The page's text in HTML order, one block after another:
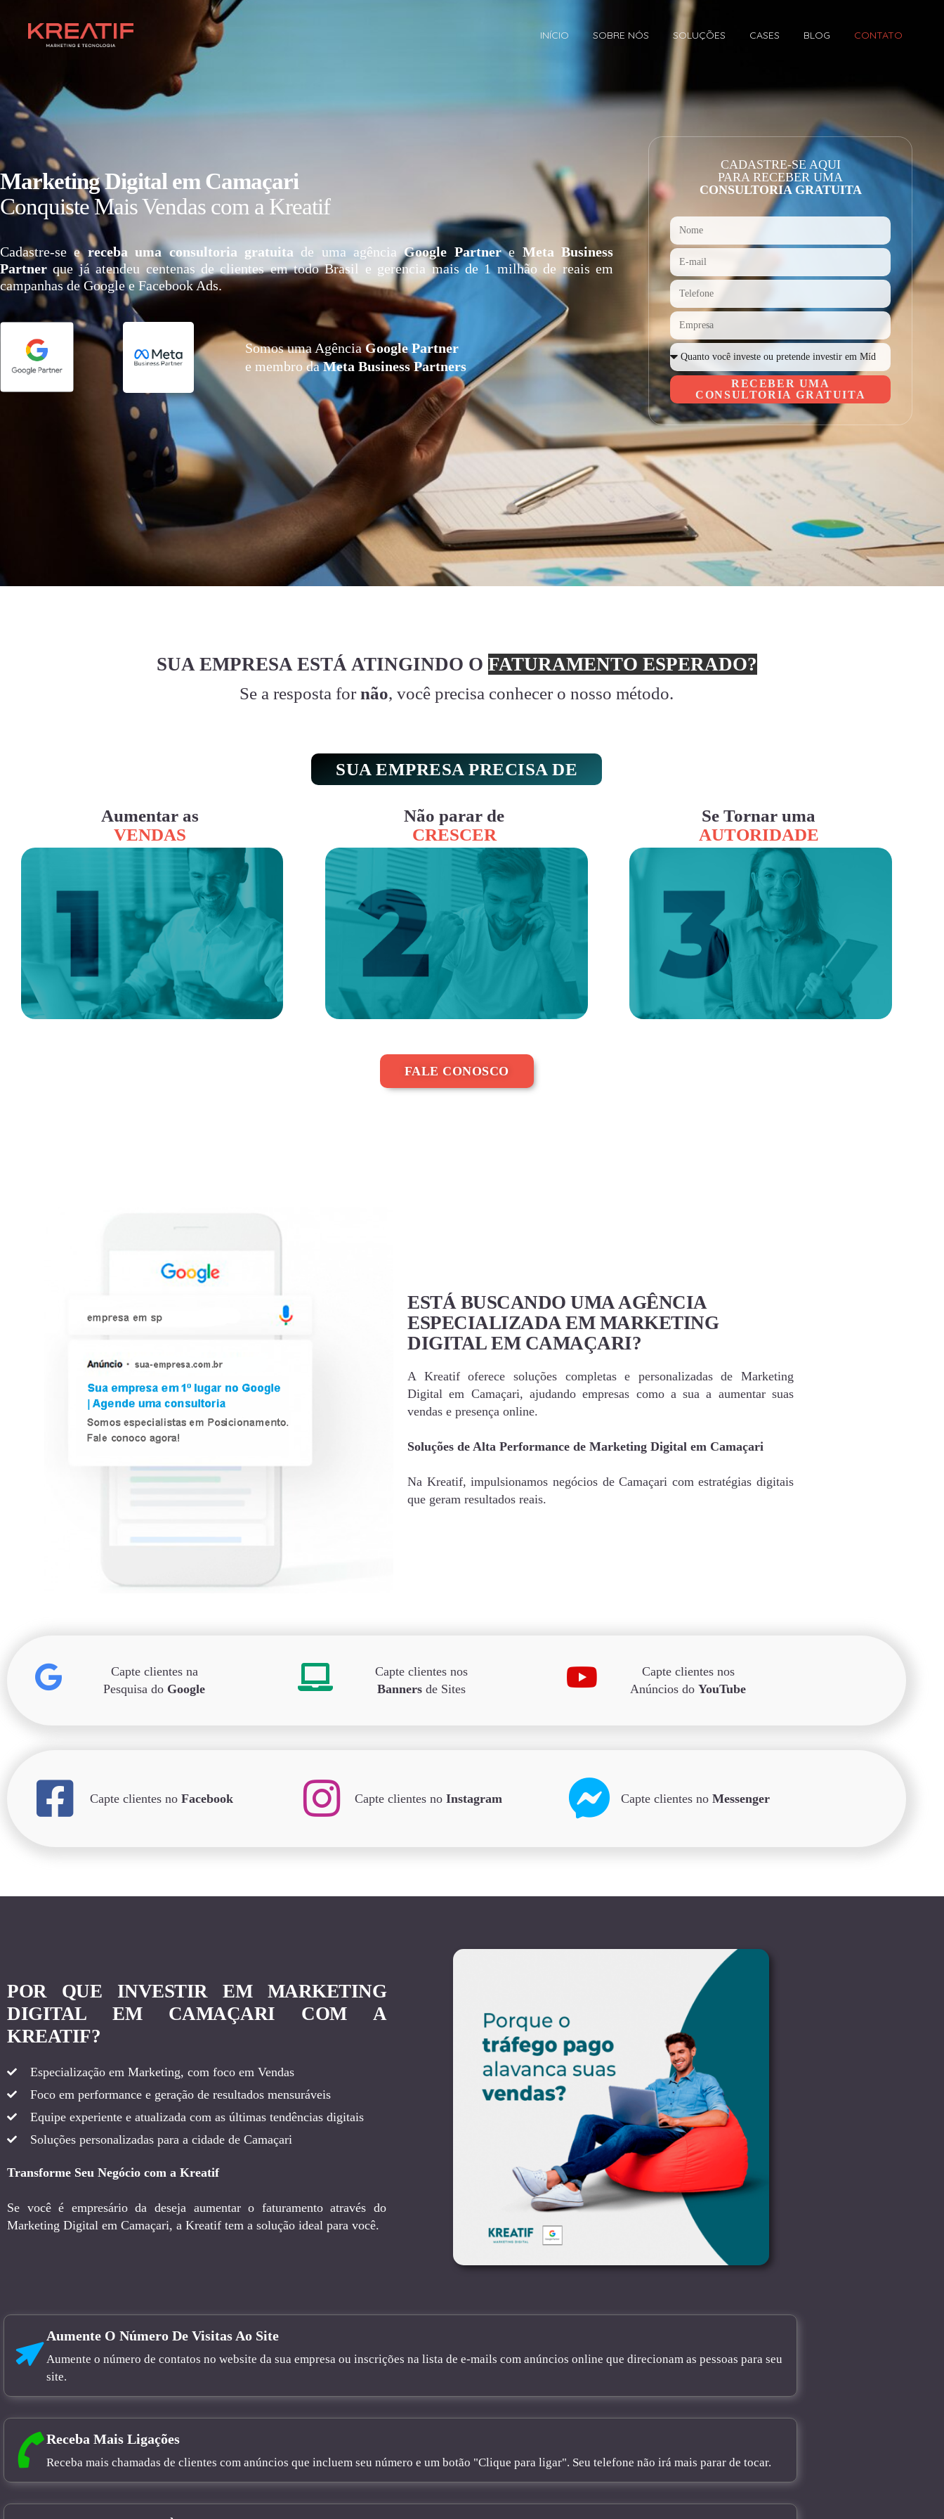
INÍCIO SOBRE NÓS SOLUÇÕES CASES BLOG CONTATO
Marketing Digital em Camaçari
Conquiste Mais Vendas com a Kreatif
Cadastre-se e receba uma consultoria gratuita de uma agênciaGoogle Partnere Meta Business
Partner que já atendeu centenas de clientes em todo Brasil e gerencia mais de 1 milhão de reais em
campanhas de Google e Facebook Ads.
Somos uma AgênciaGoogle Partner
e membro daMeta Business Partners
CADASTRE-SE AQUI
PARA RECEBER UMA
CONSULTORIA GRATUITA
RECEBER UMA
CONSULTORIA GRATUITA
SUA EMPRESA ESTÁ ATINGINDO O FATURAMENTO ESPERADO?
Se a resposta for não, você precisa conhecer o nosso método.
SUA EMPRESA PRECISA DE
Aumentar as
VENDAS
Não parar de
CRESCER
Se Tornar uma
AUTORIDADE
FALE CONOSCO
ESTÁ BUSCANDO UMA AGÊNCIA
ESPECIALIZADA EM MARKETING
DIGITAL EM CAMAÇARI?
A Kreatif oferece soluções completas e personalizadas de Marketing
Digital em Camaçari, ajudando empresas como a sua a aumentar suas
vendas e presença online.
Soluções de Alta Performance de Marketing Digital em Camaçari
Na Kreatif, impulsionamos negócios de Camaçari com estratégias digitais
que geram resultados reais.
Capte clientes na
Pesquisa do Google
Capte clientes nos
Bannersde Sites
Capte clientes nos
Anúncios doYouTube
Capte clientes no Facebook Capte clientes no Instagram Capte clientes no Messenger
POR QUE INVESTIR EM MARKETING
DIGITAL EM CAMAÇARI COM A
KREATIF?
Especialização em Marketing, com foco em Vendas
Foco em performance e geração de resultados mensuráveis
Equipe experiente e atualizada com as últimas tendências digitais
Soluções personalizadas para a cidade de Camaçari
Transforme Seu Negócio com a Kreatif
Se você é empresário da deseja aumentar o faturamento através do
Marketing Digital em Camaçari, a Kreatif tem a solução ideal para você.
Aumente O Número De Visitas Ao Site
Aumente o número de contatos no website da sua empresa ou inscrições na lista de e-mails com anúncios online que direcionam as pessoas para seu
site.
Receba Mais Ligações
Receba mais chamadas de clientes com anúncios que incluem seu número e um botão "Clique para ligar". Seu telefone não irá mais parar de tocar.